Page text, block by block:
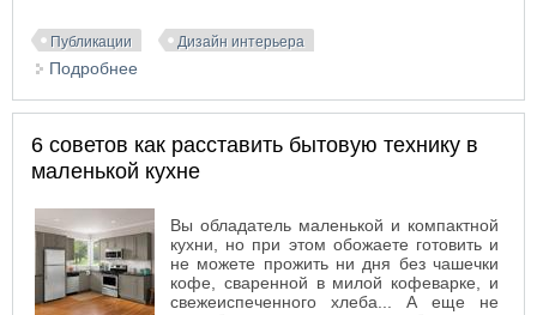
Публикации Дизайн интерьера
Подробнее
6 советов как расставить бытовую технику в
маленькой кухне
Вы обладатель маленькой и компактной
кухни, но при этом обожаете готовить и
не можете прожить ни дня без чашечки
кофе, сваренной в милой кофеварке, и
свежеиспеченного хлеба... А еще не